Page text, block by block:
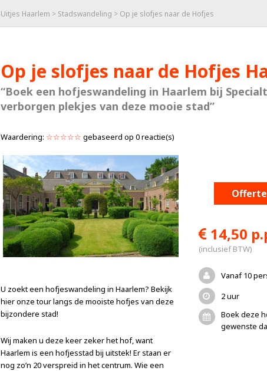
Uitjes Haarlem > Stadswandeling > Op je slofjes naar de Hofjes
Op je slofjes naar de Hofjes
“Boek een hofjeswandeling in Haarlem bij
verborgen plekjes van deze mooie stad”
Waardering: ☆☆☆☆☆ gebaseerd op 0reactie(s)
U zoekt een hofjeswandeling in Haarlem? Bekijk
hier onze tour langs de mooiste hofjes van deze
bijzondere stad!
Wij maken u deze keer zeker het hof, want
Haarlem is een hofjesstad bij uitstek! Er staan er
nog zo’n 20 verspreid in het centrum. Wie een
Offerte
14,50
(inclusief BTW)
Vanaf 10
2 uur
Boek deze
gewenste